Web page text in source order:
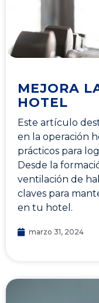
MEJORA
HOTEL
Este artículo
en la operación
prácticos para
Desde la
ventilación de
claves para
en tu hotel.
marzo 31, 2024